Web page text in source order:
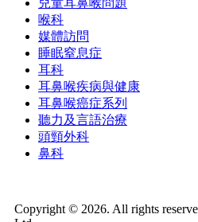
喉科
媒體訪問
睡眠窒息症
耳科
耳鼻喉疾病與健康
耳鼻喉癌症系列
聽力及言語治療
頭頸外科
鼻科
Copyright © 2026. All rights